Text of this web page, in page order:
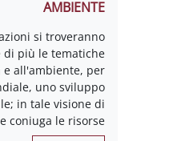
AMBIENTE
si troveranno
di più le tematiche
e all'ambiente, per
uno sviluppo
in tale visione di
coniuga le risorse